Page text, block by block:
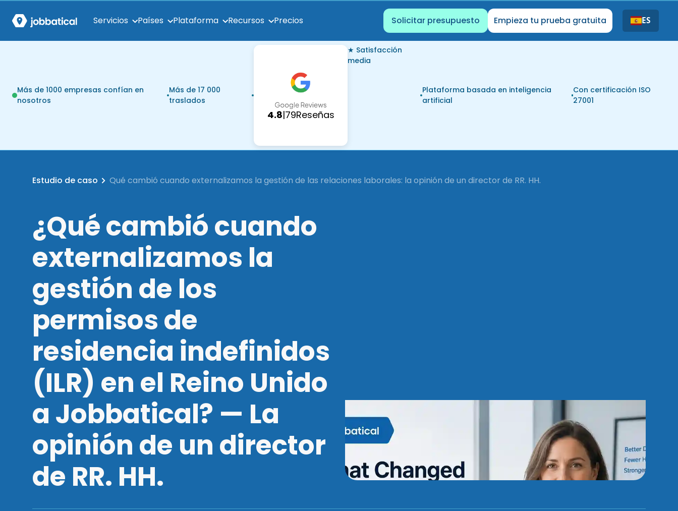
Servicios Países Plataforma Recursos Precios Solicitar presupuesto Empieza tu prueba gratuita ES
Más de 1000 empresas confían en
nosotros
Más de 17 000
traslados
4.8|79Reseñas
★ Satisfacción
media
Plataforma basada en inteligencia
artificial
Con certificación ISO
27001
Estudio de caso Qué cambió cuando externalizamos la gestión de las relaciones laborales: la opinión de un director de RR. HH.
¿Qué cambió cuando
externalizamos la
gestión de los
permisos de
residencia indefinidos
(ILR) en el Reino Unido
a Jobbatical? — La
opinión de un director
de RR. HH.